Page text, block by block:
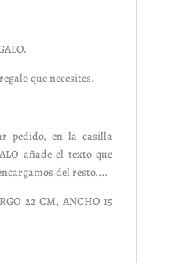
que necesites.
pedido, en la casilla
añade el texto que
del resto....
22 CM, ANCHO 15